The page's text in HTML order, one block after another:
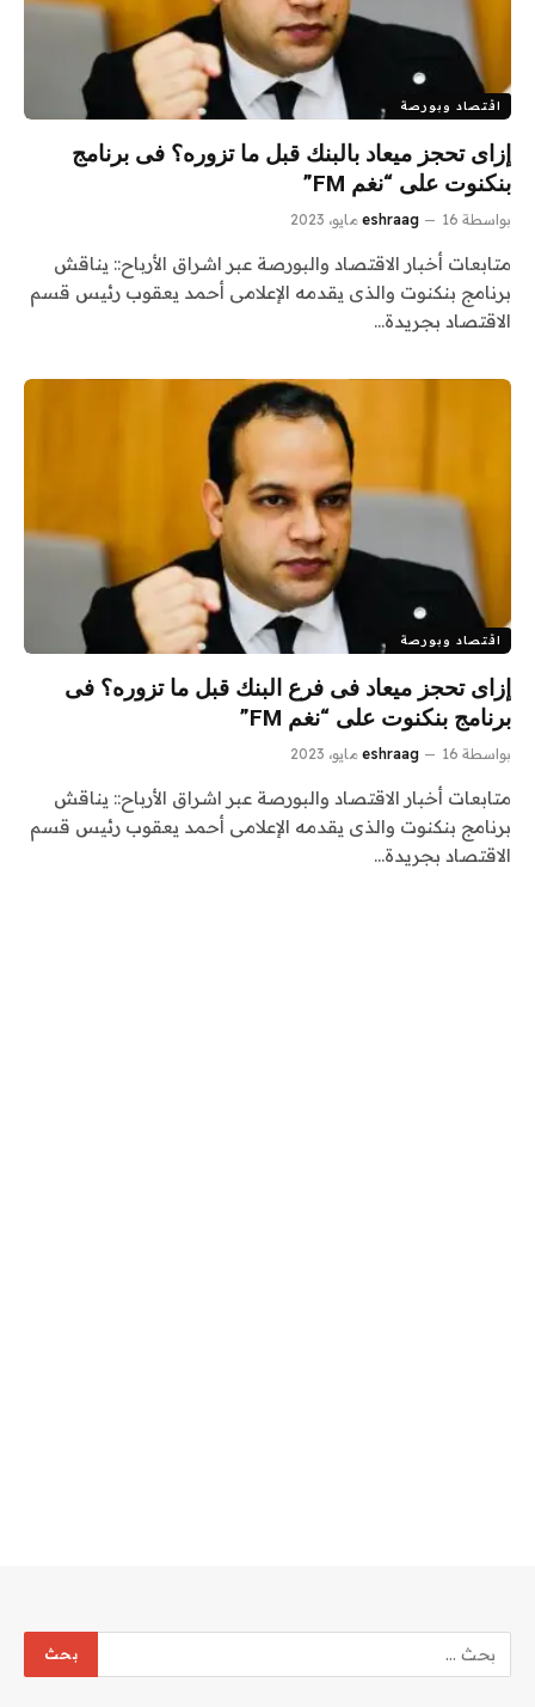
اقتصاد وبورصة
إزاى تحجز ميعاد بالبنك قبل ما تزوره؟ فى برنامج
بنكنوت على “نغم FM”
بواسطة eshraag 16 مايو، 2023
متابعات أخبار الاقتصاد والبورصة عبر اشراق الأرباح:: يناقش
برنامج بنكنوت والذى يقدمه الإعلامى أحمد يعقوب رئيس قسم
الاقتصاد بجريدة…
اقتصاد وبورصة
إزاى تحجز ميعاد فى فرع البنك قبل ما تزوره؟ فى
برنامج بنكنوت على “نغم FM”
بواسطة eshraag 16 مايو، 2023
متابعات أخبار الاقتصاد والبورصة عبر اشراق الأرباح:: يناقش
برنامج بنكنوت والذى يقدمه الإعلامى أحمد يعقوب رئيس قسم
الاقتصاد بجريدة…